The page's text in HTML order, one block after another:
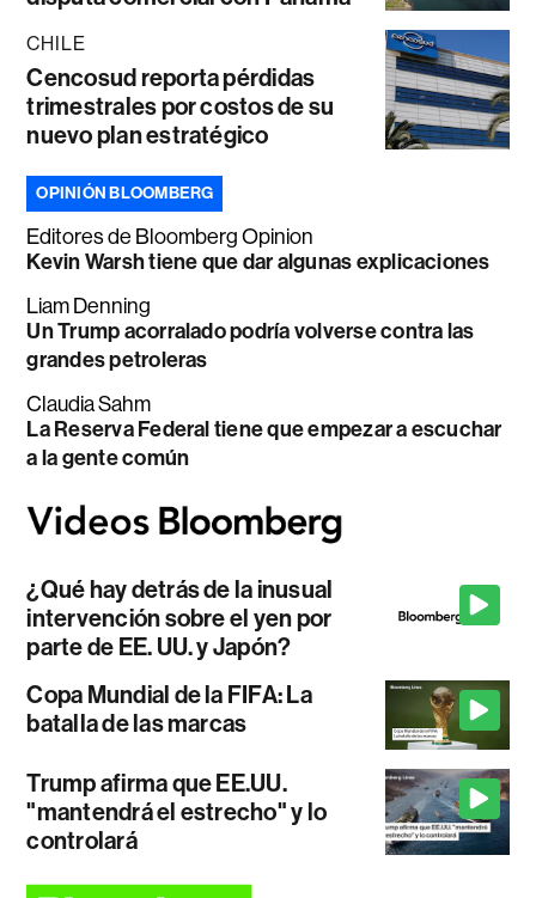
CHILE
Cencosud reporta pérdidas
trimestrales por costos de su
nuevo plan estratégico
OPINIÓN BLOOMBERG
Editores de Bloomberg Opinion
Kevin Warsh tiene que dar algunas explicaciones
Liam Denning
Un Trump acorralado podría volverse contra las
grandes petroleras
Claudia Sahm
La Reserva Federal tiene que empezar a escuchar
a la gente común
¿Qué hay detrás de la inusual
intervención sobre el yen por
parte de EE. UU. y Japón?
Copa Mundial de la FIFA: La
batalla de las marcas
Trump afirma que EE.UU.
"mantendrá el estrecho" y lo
controlará